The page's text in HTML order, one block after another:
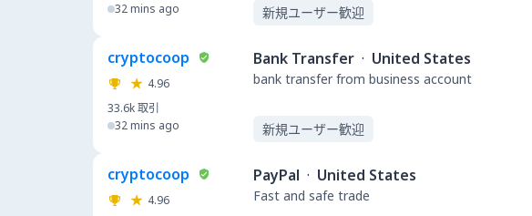
32 mins ago
新規ユーザー歓迎
cryptocoop
4.96
33.6k取引
32 mins ago
Bank Transfer · United States
bank transfer from business account
新規ユーザー歓迎
cryptocoop
4.96
PayPal · United States
Fast and safe trade